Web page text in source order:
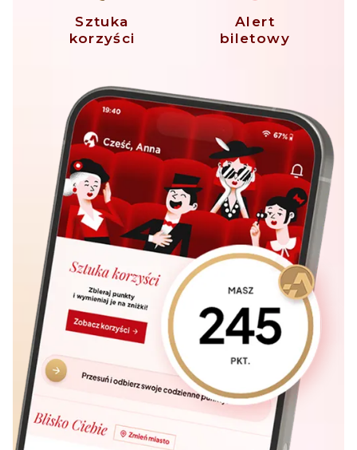
Sztuka
korzyści
Alert
biletowy